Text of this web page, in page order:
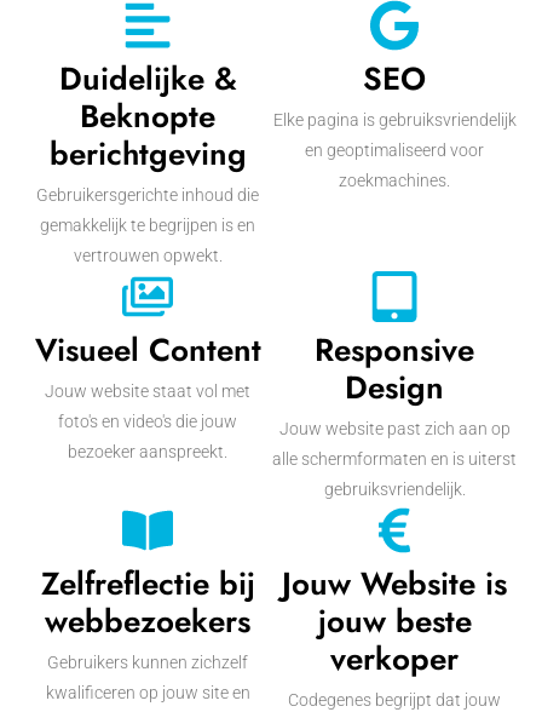
Duidelijke &
Beknopte
berichtgeving
Gebruikersgerichte inhoud die
gemakkelijk te begrijpen is en
vertrouwen opwekt.
SEO
Elke pagina is gebruiksvriendelijk
en geoptimaliseerd voor
zoekmachines.
Visueel Content
Jouw website staat vol met
foto's en video's die jouw
bezoeker aanspreekt.
Responsive
Design
Jouw website past zich aan op
alle schermformaten en is uiterst
gebruiksvriendelijk.
Zelfreflectie bij
webbezoekers
Gebruikers kunnen zichzelf
kwalificeren op jouw site en
Jouw Website is
jouw beste
verkoper
Codegenes begrijpt dat jouw